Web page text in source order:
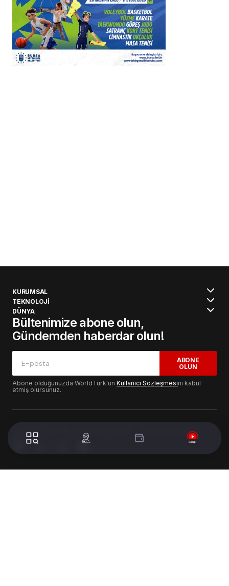
KURUMSAL
TEKNOLOJİ
DÜNYA
Bültenimize abone olun,
Gündemden haberdar olun!
ABONE
OLUN
Abone olduğunuzda WorldTürk'ün Kullanıcı Sözleşmesini kabul
etmiş olursunuz.
© 2024 WorldTurk. Tüm Hakları Saklıdır. - Tasarım & Geliştirme :
Volion's